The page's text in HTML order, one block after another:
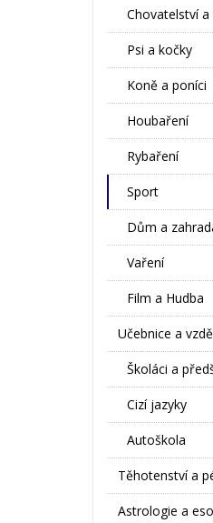
Chovatelství a
Psi a kočky
Koně a poníci
Houbaření
Rybaření
Sport
Dům a
Vaření
Film a Hudba
Učebnice a
Školáci a
Cizí jazyky
Autoškola
Těhotenství a
Astrologie a